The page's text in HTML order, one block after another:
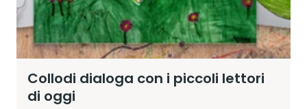
Collodi dialoga con i piccoli lettori
di oggi